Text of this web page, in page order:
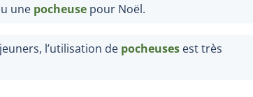
une pocheuse pour Noël.
l’utilisation de pocheuses est très